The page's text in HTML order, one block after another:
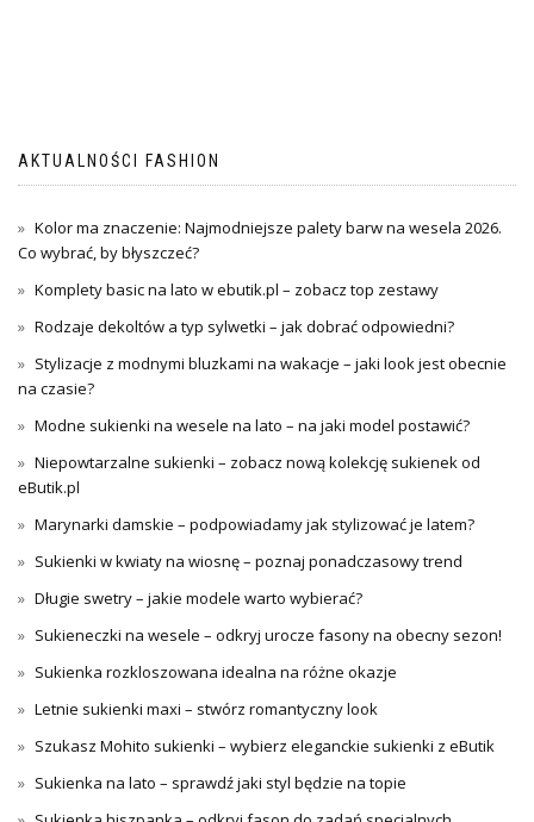
AKTUALNOŚCI FASHION
Kolor ma znaczenie: Najmodniejsze palety barw na wesela 2026.
Co wybrać, by błyszczeć?
Komplety basic na lato w ebutik.pl – zobacz top zestawy
Rodzaje dekoltów a typ sylwetki – jak dobrać odpowiedni?
Stylizacje z modnymi bluzkami na wakacje – jaki look jest obecnie
na czasie?
Modne sukienki na wesele na lato – na jaki model postawić?
Niepowtarzalne sukienki – zobacz nową kolekcję sukienek od
eButik.pl
Marynarki damskie – podpowiadamy jak stylizować je latem?
Sukienki w kwiaty na wiosnę – poznaj ponadczasowy trend
Długie swetry – jakie modele warto wybierać?
Sukieneczki na wesele – odkryj urocze fasony na obecny sezon!
Sukienka rozkloszowana idealna na różne okazje
Letnie sukienki maxi – stwórz romantyczny look
Szukasz Mohito sukienki – wybierz eleganckie sukienki z eButik
Sukienka na lato – sprawdź jaki styl będzie na topie